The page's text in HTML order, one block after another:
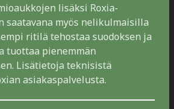
lisäksi Roxia-
saatavana myös nelikulmaisilla
ritilä tehostaa suodoksen ja
tuottaa pienemmän
Lisätietoja teknisistä
asiakaspalvelusta.